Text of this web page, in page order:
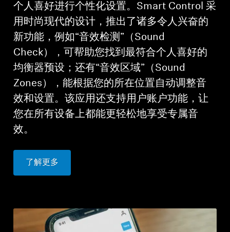
个人喜好进行个性化设置。Smart Control 采
用时尚现代的设计，推出了诸多令人兴奋的
新功能，例如“音效检测”（Sound
Check），可帮助您找到最符合个人喜好的
均衡器预设；还有“音效区域”（Sound
Zones），能根据您的所在位置自动调整音
效和设置。该应用还支持用户账户功能，让
您在所有设备上都能更轻松地享受专属音
效。
了解更多